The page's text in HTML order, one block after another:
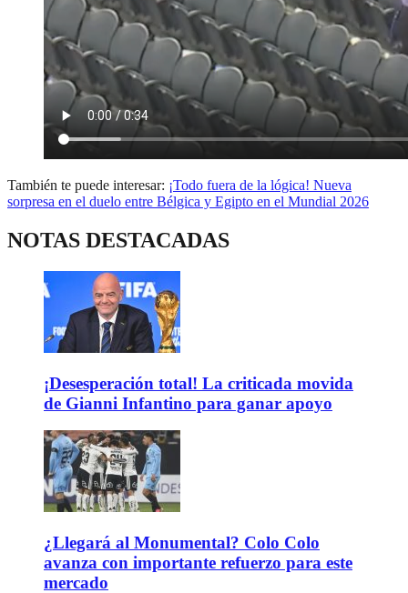
También te puede interesar: ¡Todo fuera de la lógica! Nueva
sorpresa en el duelo entre Bélgica y Egipto en el Mundial 2026
NOTAS DESTACADAS
¡Desesperación total! La criticada movida
de Gianni Infantino para ganar apoyo
¿Llegará al Monumental? Colo Colo
avanza con importante refuerzo para este
mercado